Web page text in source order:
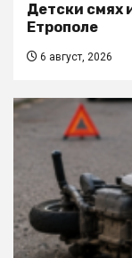
Детски смях
Етрополе
6 август, 2026